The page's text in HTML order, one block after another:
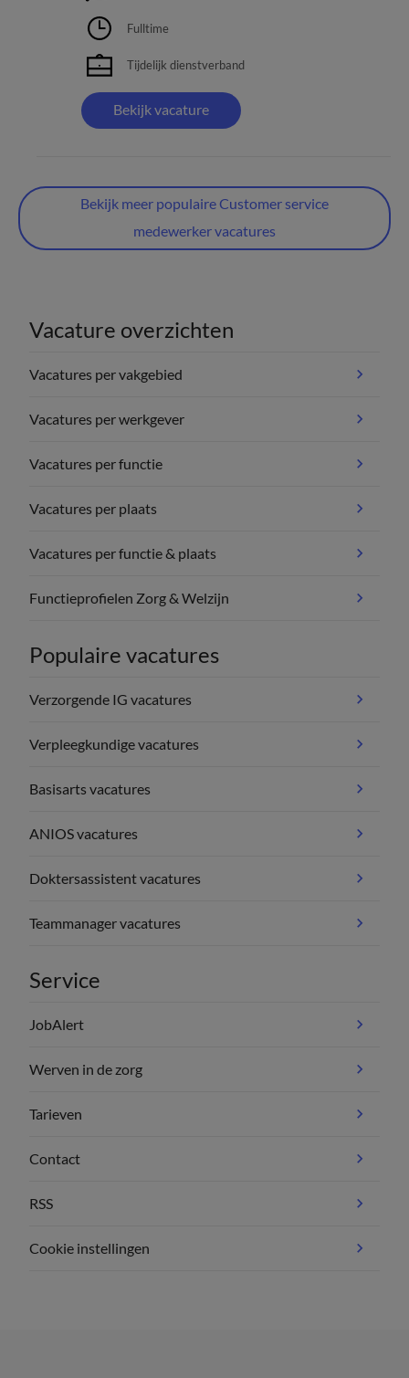
Fulltime
Tijdelijk dienstverband
Bekijk vacature
Bekijk meer populaire Customer service
medewerker vacatures
Vacature overzichten
Vacatures per vakgebied
Vacatures per werkgever
Vacatures per functie
Vacatures per plaats
Vacatures per functie & plaats
Functieprofielen Zorg & Welzijn
Populaire vacatures
Verzorgende IG vacatures
Verpleegkundige vacatures
Basisarts vacatures
ANIOS vacatures
Doktersassistent vacatures
Teammanager vacatures
Service
JobAlert
Werven in de zorg
Tarieven
Contact
RSS
Cookie instellingen